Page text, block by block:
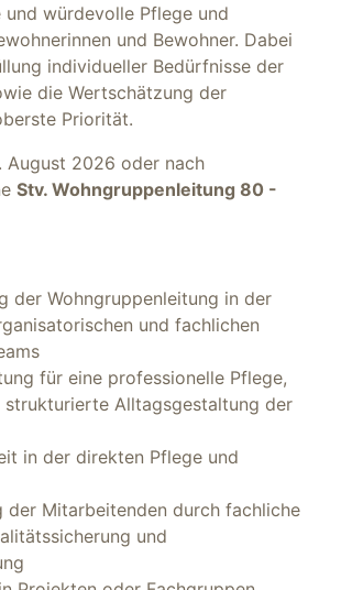
würdevolle Pflege und
und Bewohner. Dabei
individueller Bedürfnisse der
die Wertschätzung der
Priorität.
August 2026 oder nach
Stv. Wohngruppenleitung 80 -
der Wohngruppenleitung in der
und fachlichen
für eine professionelle Pflege,
strukturierte Alltagsgestaltung der
in der direkten Pflege und
der Mitarbeitenden durch fachliche
und